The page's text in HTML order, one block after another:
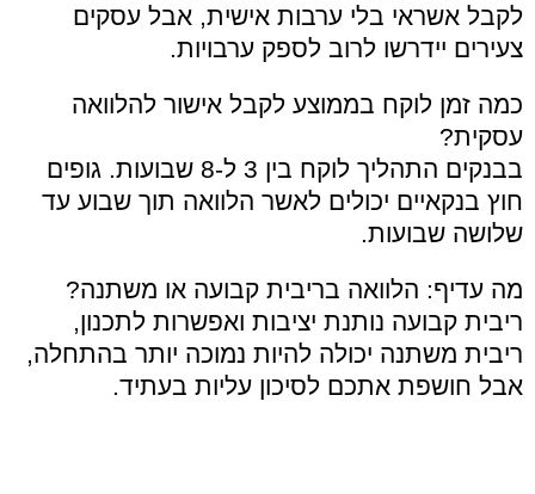
לקבל אשראי בלי ערבות אישית, אבל עסקים
צעירים יידרשו לרוב לספק ערבויות.
כמה זמן לוקח בממוצע לקבל אישור להלוואה
עסקית?
בבנקים התהליך לוקח בין 3 ל-8 שבועות. גופים
חוץ בנקאיים יכולים לאשר הלוואה תוך שבוע עד
שלושה שבועות.
מה עדיף: הלוואה בריבית קבועה או משתנה?
ריבית קבועה נותנת יציבות ואפשרות לתכנון,
ריבית משתנה יכולה להיות נמוכה יותר בהתחלה,
אבל חושפת אתכם לסיכון עליות בעתיד.